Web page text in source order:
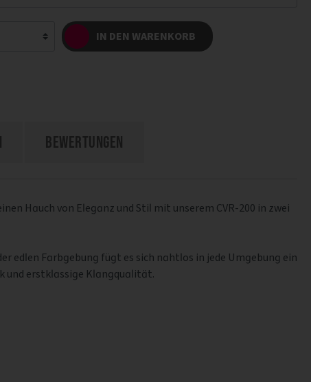
IN DEN WARENKORB
Bewertungen
Hauch von Eleganz und Stil mit unserem CVR-200 in zwei
edlen Farbgebung fügt es sich nahtlos in jede Umgebung ein
und erstklassige Klangqualität.